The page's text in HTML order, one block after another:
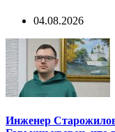
04.08.2026
Инженер